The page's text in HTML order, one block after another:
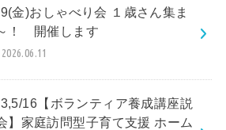
金)おしゃべり会 １歳さん集ま
！ 開催します
2026.06.11
16【ボランティア養成講座説
】家庭訪問型子育て支援 ホーム